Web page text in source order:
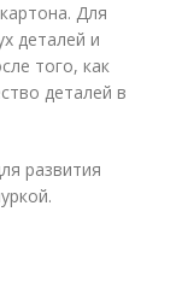
Для
деталей и
того, как
деталей в
развития